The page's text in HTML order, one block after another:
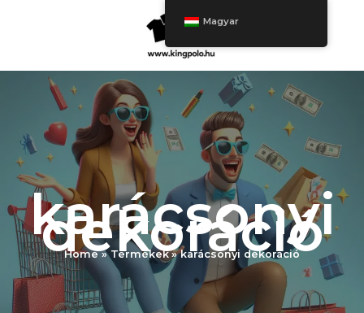
karácsonyi
dekoráció
Home Termékek karácsonyi dekoráció
Magyar